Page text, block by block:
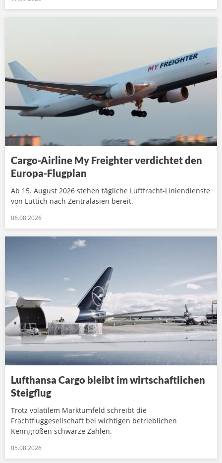
Cargo-Airline My Freighter verdichtet den
Europa-Flugplan
Ab 15. August 2026 stehen tägliche Luftfracht-Liniendienste
von Lüttich nach Zentralasien bereit.
06.08.2026
Lufthansa Cargo bleibt im wirtschaftlichen
Steigflug
Trotz volatilem Marktumfeld schreibt die
Frachtfluggesellschaft bei wichtigen betrieblichen
Kenngrößen schwarze Zahlen.
05.08.2026